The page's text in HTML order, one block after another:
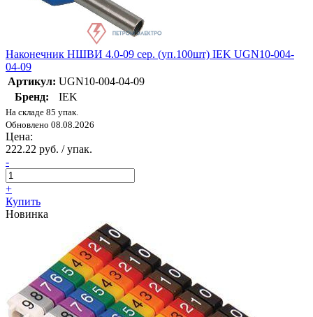
Наконечник НШВИ 4.0-09 сер. (уп.100шт) IEK UGN10-004-
04-09
Артикул: UGN10-004-04-09
Бренд:
IEK
На складе 85 упак.
Обновлено 08.08.2026
Цена:
222.22 руб. / упак.
-
+
Купить
Новинка